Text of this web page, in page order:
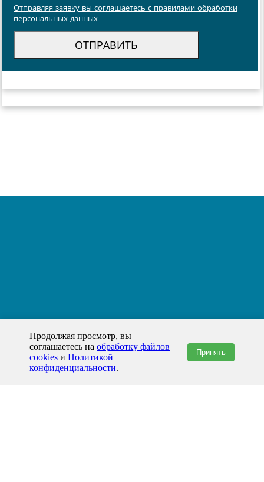
Отправляя заявку вы соглашаетесь с правилами обработки
персональных данных
Продолжая просмотр, вы
соглашаетесь на обработку файлов
cookies и Политикой
конфиденциальности.
Принять